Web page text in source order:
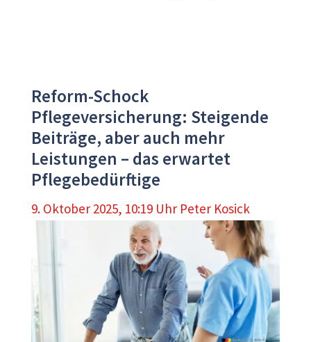
Reform-Schock
Pflegeversicherung: Steigende
Beiträge, aber auch mehr
Leistungen – das erwartet
Pflegebedürftige
9. Oktober 2025, 10:19 Uhr Peter Kosick